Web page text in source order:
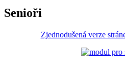
Senioři
Zjednodušená verze